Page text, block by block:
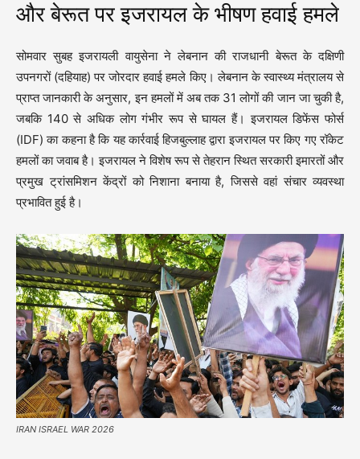
और बेरूत पर इजरायल के भीषण हवाई हमले
सोमवार सुबह इजरायली वायुसेना ने लेबनान की राजधानी बेरूत के दक्षिणी
उपनगरों (दहियाह) पर जोरदार हवाई हमले किए। लेबनान के स्वास्थ्य मंत्रालय से
प्राप्त जानकारी के अनुसार, इन हमलों में अब तक 31 लोगों की जान जा चुकी है,
जबकि 140 से अधिक लोग गंभीर रूप से घायल हैं। इजरायल डिफेंस फोर्स
(IDF) का कहना है कि यह कार्रवाई हिजबुल्लाह द्वारा इजरायल पर किए गए रॉकेट
हमलों का जवाब है। इजरायल ने विशेष रूप से तेहरान स्थित सरकारी इमारतों और
प्रमुख ट्रांसमिशन केंद्रों को निशाना बनाया है, जिससे वहां संचार व्यवस्था
प्रभावित हुई है।
IRAN ISRAEL WAR 2026